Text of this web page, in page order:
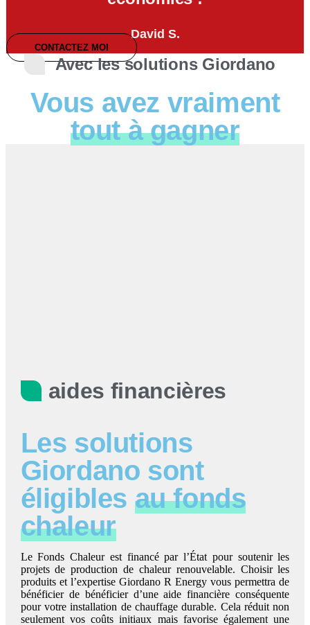
David S.
CONTACTEZ MOI
Avec les solutions Giordano
Vous avez vraiment
tout à gagner
aides financières
Les solutions
Giordano sont
éligibles au fonds
chaleur
Le Fonds Chaleur est financé par l’État pour soutenir les
projets de production de chaleur renouvelable. Choisir les
produits et l’expertise Giordano R Energy vous permettra de
bénéficier de bénéficier d’une aide financière conséquente
pour votre installation de chauffage durable. Cela réduit non
seulement vos coûts initiaux mais favorise également une